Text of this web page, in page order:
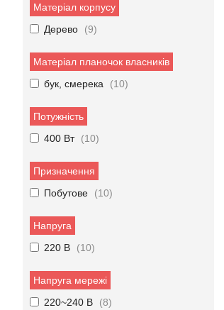
Матеріал корпусу
Дерево
9
Матеріал планочок власників
бук, смерека
10
Потужність
400 Вт
10
Призначення
Побутове
10
Напруга
220 В
10
Напруга мережі
220~240 В
8